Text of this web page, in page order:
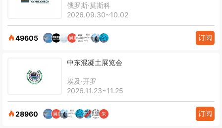
俄罗斯·莫斯科
2026.09.30~10.02
49605 订阅
中东混凝土展览会
埃及·开罗
2026.11.23~11.25
28960 订阅